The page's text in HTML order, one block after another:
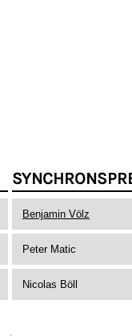
Benjamin Völz
Peter Matic
Nicolas Böll